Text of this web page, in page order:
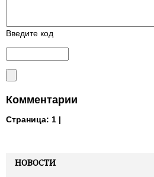
НОВОСТИ
Введите код
Комментарии
Страница: 1 |